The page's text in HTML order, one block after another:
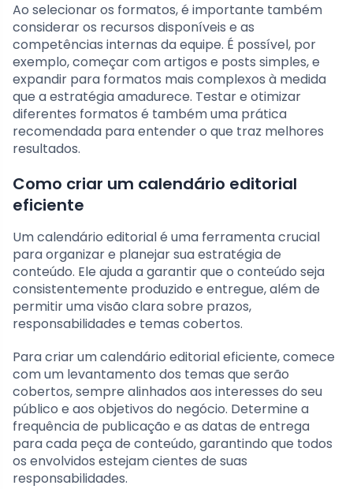
Ao selecionar os formatos, é importante também
considerar os recursos disponíveis e as
competências internas da equipe. É possível, por
exemplo, começar com artigos e posts simples, e
expandir para formatos mais complexos à medida
que a estratégia amadurece. Testar e otimizar
diferentes formatos é também uma prática
recomendada para entender o que traz melhores
resultados.
Como criar um calendário editorial
eficiente
Um calendário editorial é uma ferramenta crucial
para organizar e planejar sua estratégia de
conteúdo. Ele ajuda a garantir que o conteúdo seja
consistentemente produzido e entregue, além de
permitir uma visão clara sobre prazos,
responsabilidades e temas cobertos.
Para criar um calendário editorial eficiente, comece
com um levantamento dos temas que serão
cobertos, sempre alinhados aos interesses do seu
público e aos objetivos do negócio. Determine a
frequência de publicação e as datas de entrega
para cada peça de conteúdo, garantindo que todos
os envolvidos estejam cientes de suas
responsabilidades.